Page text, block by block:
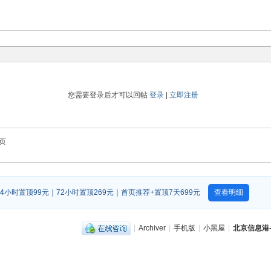
您需要登录后才可以回帖 登录| 立即注册
小时置顶99元｜72小时置顶269元｜首页推荐+置顶7天699元 查看明细
| Archiver | 手机版 | 小黑屋 | 北京信息